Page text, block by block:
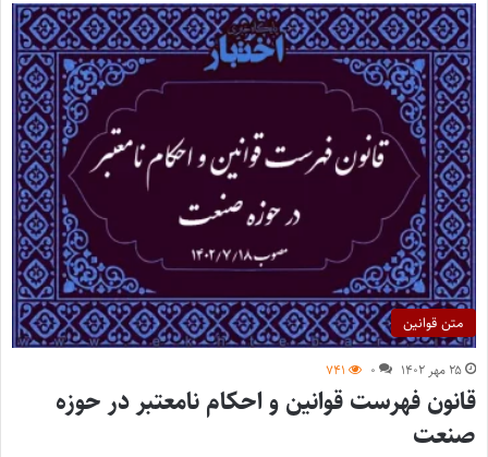
متن قوانین
۲۵ مهر ۱۴۰۲ ۰ ۷۴۱
قانون فهرست قوانین و احکام نامعتبر در حوزه
صنعت